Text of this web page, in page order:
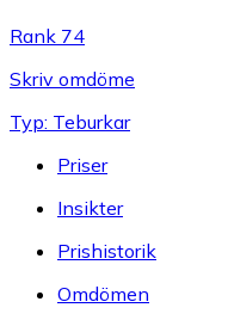
Rank 74
Skriv omdöme
Typ: Teburkar
Priser
Insikter
Prishistorik
Omdömen